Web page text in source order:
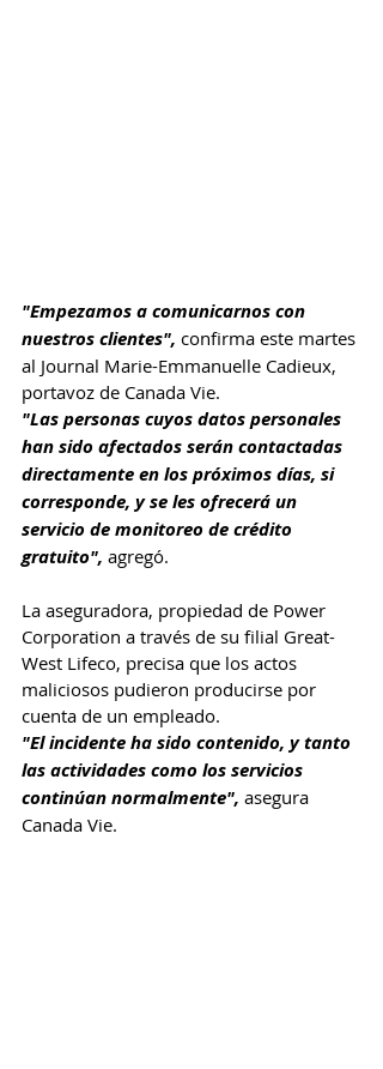
"Empezamos a comunicarnos con
nuestros clientes", confirma este martes
al Journal Marie-Emmanuelle Cadieux,
portavoz de Canada Vie.
"Las personas cuyos datos personales
han sido afectados serán contactadas
directamente en los próximos días, si
corresponde, y se les ofrecerá un
servicio de monitoreo de crédito
gratuito", agregó.
La aseguradora, propiedad de Power
Corporation a través de su filial Great-
West Lifeco, precisa que los actos
maliciosos pudieron producirse por
cuenta de un empleado.
"El incidente ha sido contenido, y tanto
las actividades como los servicios
continúan normalmente", asegura
Canada Vie.